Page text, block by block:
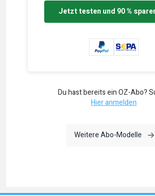
Jetzt testen und 90 %
Du hast bereits ein OZ-Abo?
Hier anmelden
Weitere Abo-Modelle